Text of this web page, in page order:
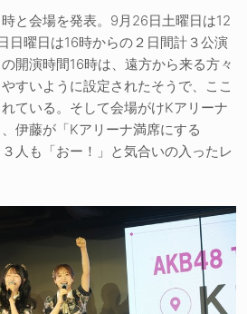
と会場を発表。9月26日土曜日は12
日曜日は16時からの２日間計３公演
開演時間16時は、遠方から来る方々
すいように設定されたそうで、ここ
ている。そして会場がけKアリーナ
伊藤が「Kアリーナ満席にする
人も「おー！」と気合いの入ったレ